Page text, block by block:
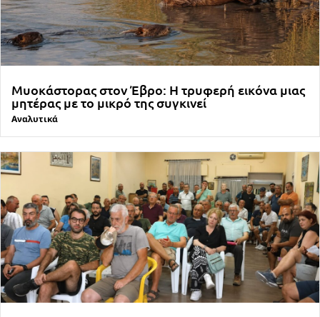
Μυοκάστορας στον Έβρο: Η τρυφερή εικόνα μιας
μητέρας με το μικρό της συγκινεί
Αναλυτικά